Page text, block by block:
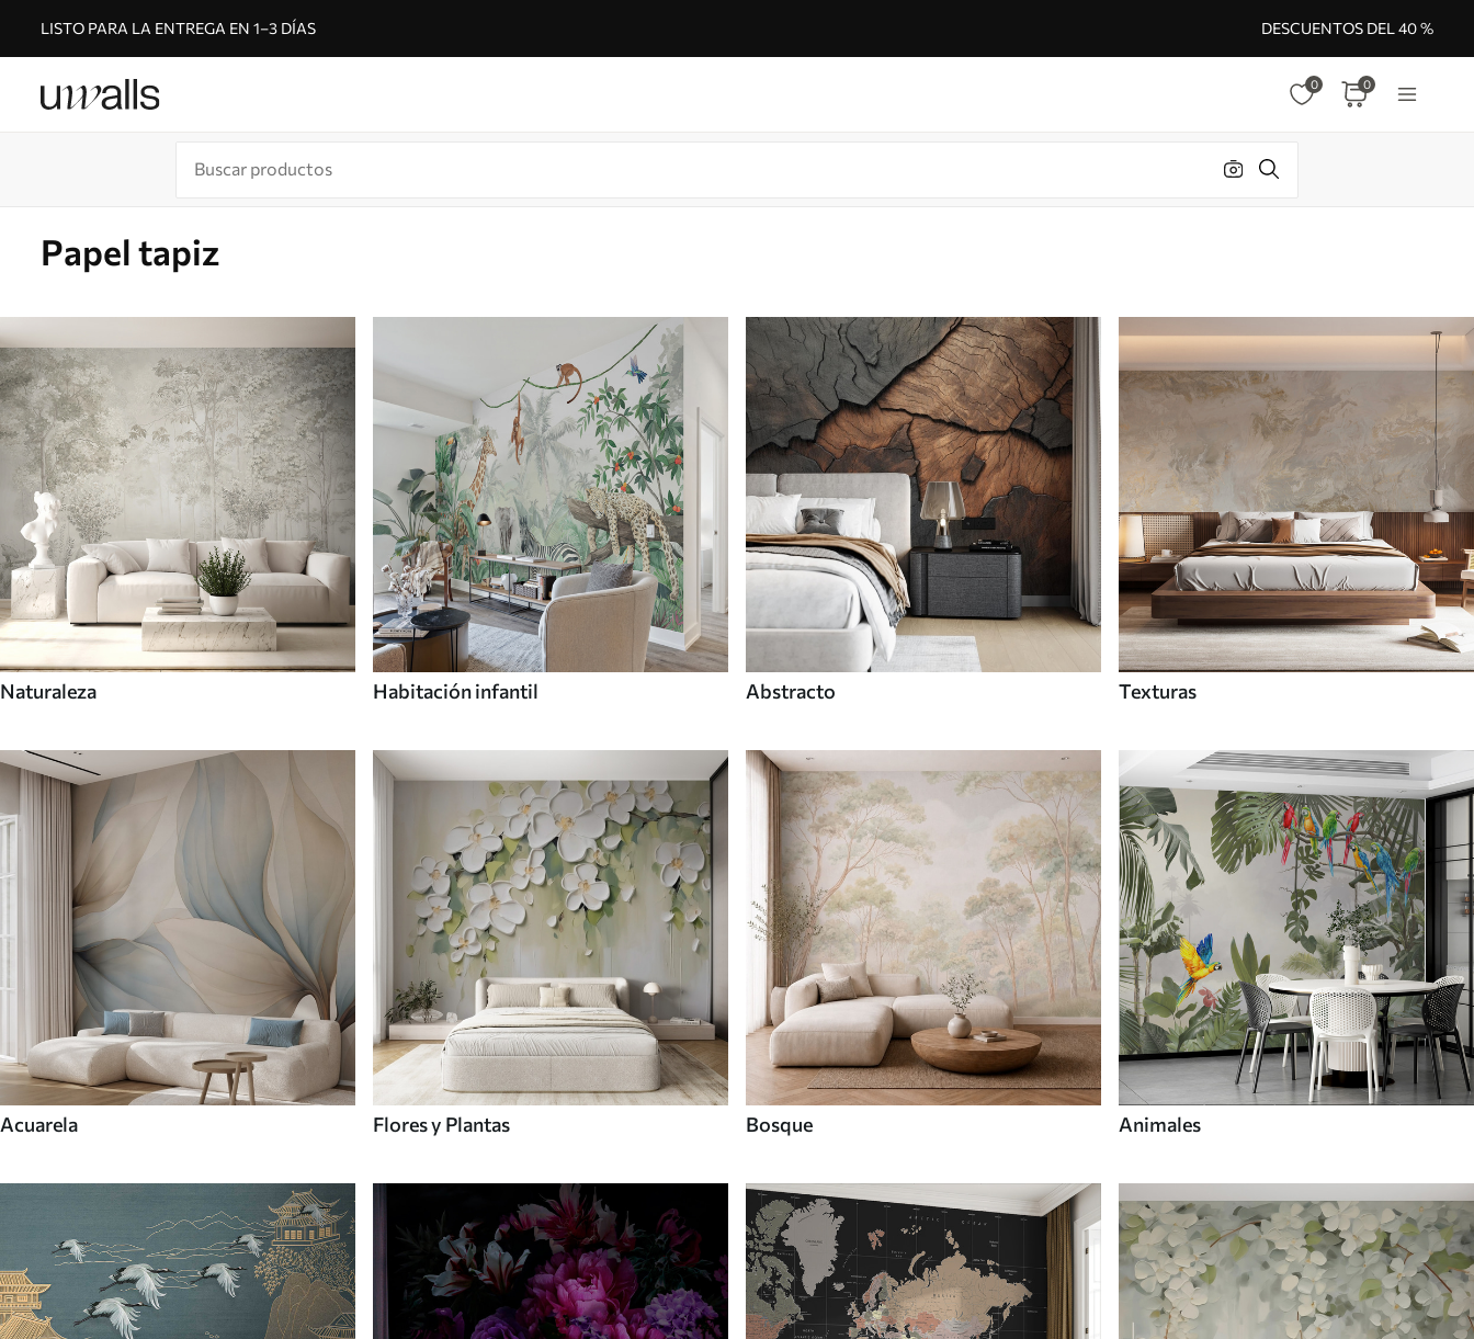
LISTO PARA LA ENTREGA EN 1–3 DÍAS DESCUENTOS DEL 40 %
0 0
Papel tapiz
Naturaleza Habitación infantil Abstracto Texturas
Acuarela Flores y Plantas Bosque Animales